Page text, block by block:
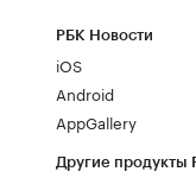
РБК Новости
iOS
Android
AppGallery
Другие продукты